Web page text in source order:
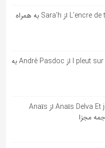
آهنگ فرانسوی L’encre de tes yeux از Sara’h به همراه
آهنگ فرانسوی l pleut sur la route از André Pasdoc به
آهنگ فرانسوی Anaïs Delva Et je danse از Anaïs